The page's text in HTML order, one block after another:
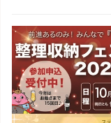
スタッフ活動日誌